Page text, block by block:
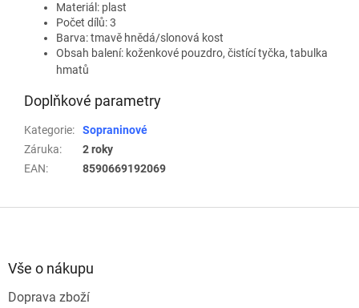
Materiál: plast
Počet dílů: 3
Barva: tmavě hnědá/slonová kost
Obsah balení: koženkové pouzdro, čistící tyčka, tabulka
hmatů
Doplňkové parametry
Kategorie:
Sopraninové
Záruka:
2 roky
EAN: 8590669192069
Vše o nákupu
Doprava zboží